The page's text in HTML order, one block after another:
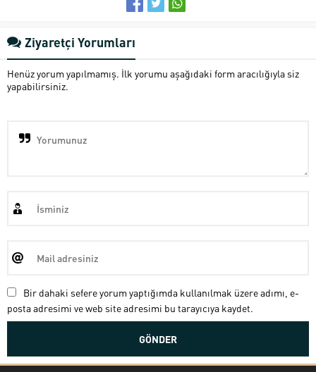
Ziyaretçi Yorumları
Henüz yorum yapılmamış. İlk yorumu aşağıdaki form aracılığıyla siz
yapabilirsiniz.
Bir dahaki sefere yorum yaptığımda kullanılmak üzere adımı, e-
posta adresimi ve web site adresimi bu tarayıcıya kaydet.